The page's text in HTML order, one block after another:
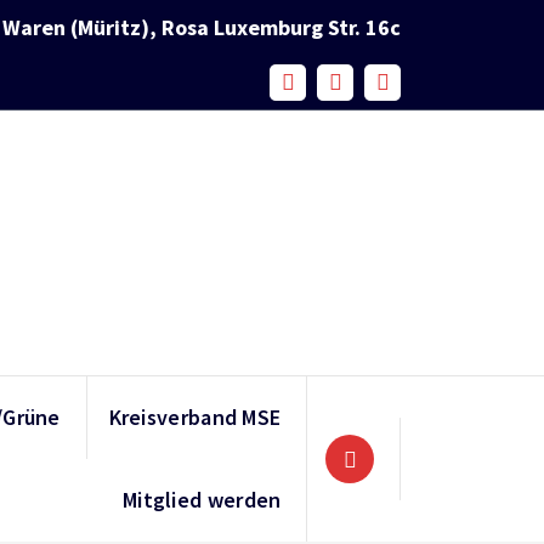
(Müritz), Rosa Luxemburg Str. 16c
Kreisverband MSE
Mitglied werden